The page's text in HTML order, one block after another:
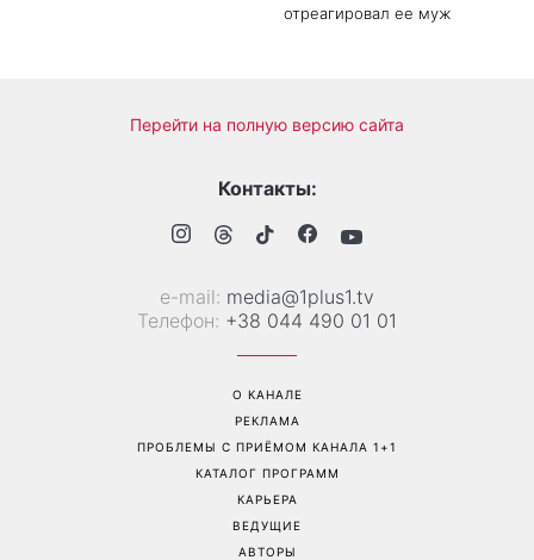
отреагировал ее муж
Перейти на полную версию сайта
Контакты:
е-mail: media@1plus1.tv
Телефон: +38 044 490 01 01
О КАНАЛЕ
РЕКЛАМА
ПРОБЛЕМЫ С ПРИЁМОМ КАНАЛА 1+1
КАТАЛОГ ПРОГРАММ
КАРЬЕРА
ВЕДУЩИЕ
АВТОРЫ